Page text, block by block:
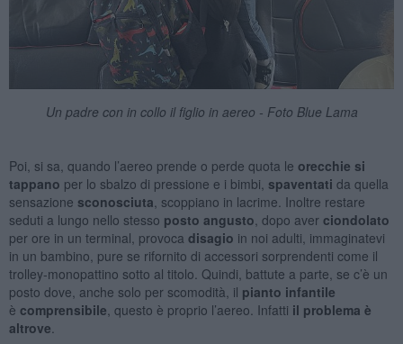
Un padre con in collo il figlio in aereo - Foto Blue Lama
Poi, si sa, quando l’aereo prende o perde quota le orecchie si
tappano per lo sbalzo di pressione e i bimbi, spaventati da quella
sensazione sconosciuta , scoppiano in lacrime. Inoltre restare
seduti a lungo nello stesso posto angusto , dopo aver ciondolato
per ore in un terminal, provoca disagio in noi adulti, immaginatevi
in un bambino, pure se rifornito di accessori sorprendenti come il
trolley-monopattino sotto al titolo. Quindi, battute a parte, se c’è un
posto dove, anche solo per scomodità, il pianto infantile
è comprensibile , questo è proprio l’aereo. Infatti il problema è
altrove